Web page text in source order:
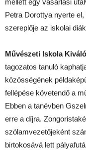
mellett egy vásárlási
Petra Dorottya nyerte
szereplője az iskolai
Művészeti Iskola
tagozatos tanuló
közösségének
fellépése követendő a
Ebben a tanévben
erre a díjra.
szólamvezetőjeként
birtokosává lett